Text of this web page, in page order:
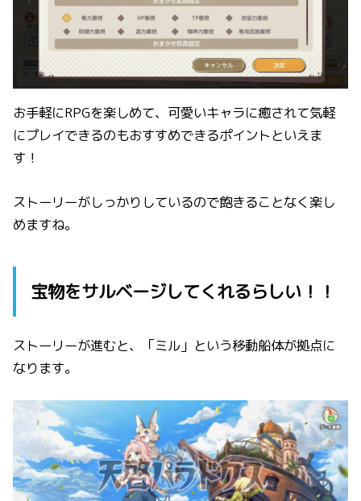
お手軽にRPGを楽しめて、可愛いキャラに癒されて気軽
にプレイできるのもおすすめできるポイントといえま
す！
ストーリーがしっかりしているので飽きることなく楽し
めますね。
宝物をサルベージしてくれるらしい！！
ストーリーが進むと、「ミル」という移動船体が拠点に
なります。